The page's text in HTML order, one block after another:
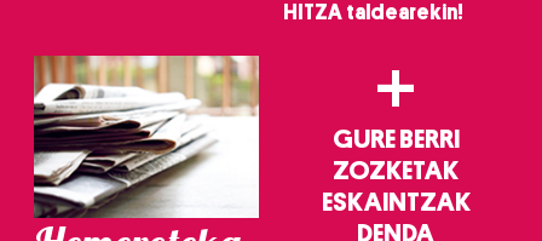
HITZA taldearekin!
+
GURE BERRI
ZOZKETAK
ESKAINTZAK
DENDA